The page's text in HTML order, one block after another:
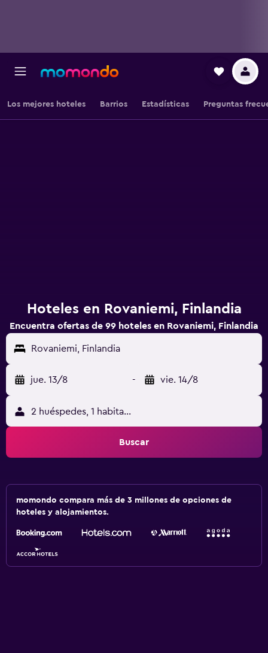
Los mejores hoteles Barrios Estadísticas Preguntas
Hoteles en Rovaniemi, Finlandia
Encuentra ofertas de 99 hoteles en Rovaniemi, Finlandia
Rovaniemi, Finlandia
jue. 13/8 - vie. 14/8
2 huéspedes, 1 habitación
Buscar
momondo compara más de 3 millones de opciones de
hoteles y alojamientos.